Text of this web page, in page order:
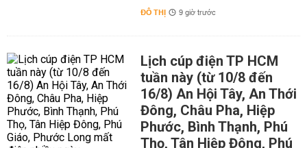
ĐÔ THỊ 9 giờ trước
Lịch cúp điện TP HCM
tuần này (từ 10/8 đến
16/8) An Hội Tây, An Thới
Đông, Châu Pha, Hiệp
Phước, Bình Thạnh, Phú
Thọ, Tân Hiệp Đông, Phú